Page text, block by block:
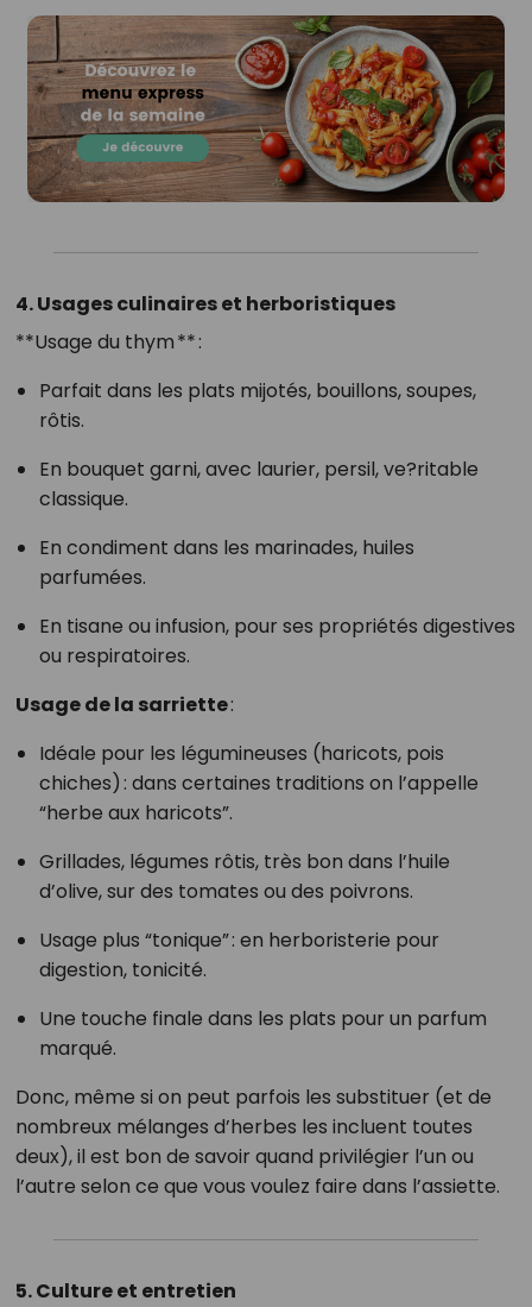
4. Usages culinaires et herboristiques
**Usage du thym ** :
Parfait dans les plats mijotés, bouillons, soupes,
rôtis.
En bouquet garni, avec laurier, persil, ve?ritable
classique.
En condiment dans les marinades, huiles
parfumées.
En tisane ou infusion, pour ses propriétés digestives
ou respiratoires.
Usage de la sarriette:
Idéale pour les légumineuses (haricots, pois
chiches) : dans certaines traditions on l’appelle
“herbe aux haricots”.
Grillades, légumes rôtis, très bon dans l’huile
d’olive, sur des tomates ou des poivrons.
Usage plus “tonique” : en herboristerie pour
digestion, tonicité.
Une touche finale dans les plats pour un parfum
marqué.
Donc, même si on peut parfois les substituer (et de
nombreux mélanges d’herbes les incluent toutes
deux), il est bon de savoir quand privilégier l’un ou
l’autre selon ce que vous voulez faire dans l’assiette.
5. Culture et entretien